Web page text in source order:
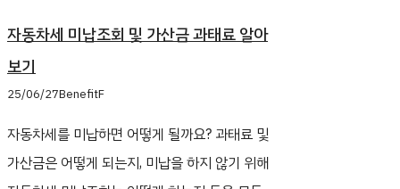
자동차세 미납조회 및 가산금 과태료 알아
보기
25/06/27BenefitF
자동차세를 미납하면 어떻게 될까요? 과태료 및
가산금은 어떻게 되는지, 미납을 하지 않기 위해